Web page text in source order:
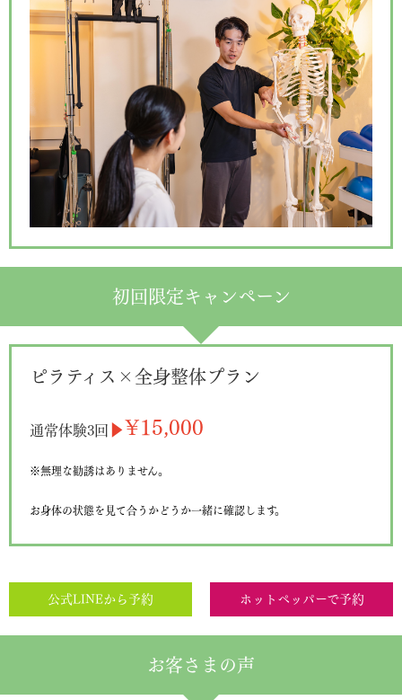
初回限定キャンペーン
ピラティス×全身整体プラン
通常体験3回 ▶︎¥15,000
※無理な勧誘はありません。
お身体の状態を見て合うかどうか一緒に確認します。
公式LINEから予約 ホットペッパーで予約
お客さまの声